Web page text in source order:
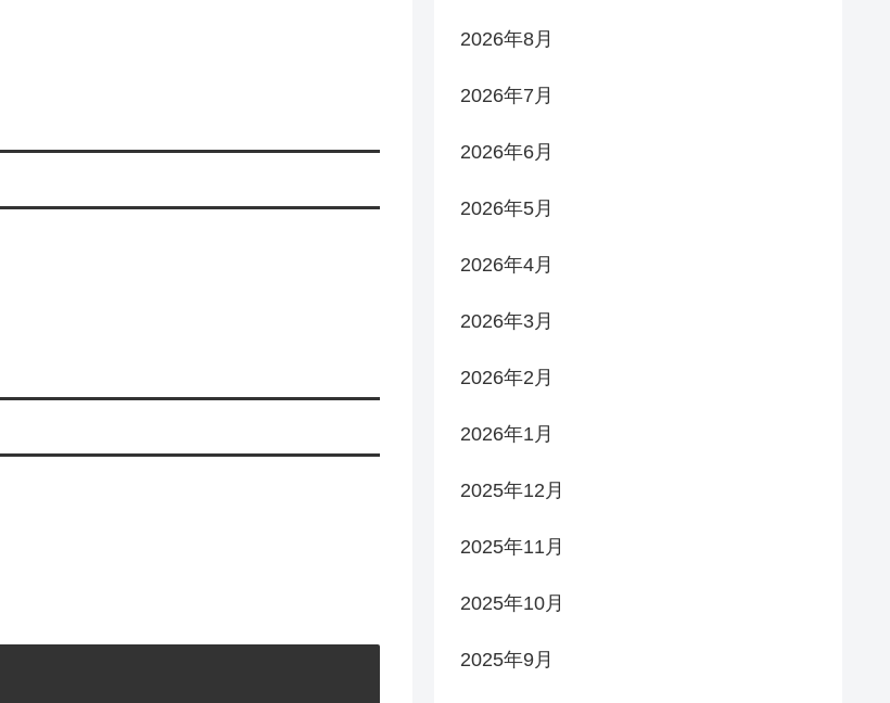
2026年8月
2026年7月
2026年6月
2026年5月
2026年4月
2026年3月
2026年2月
2026年1月
2025年12月
2025年11月
2025年10月
2025年9月